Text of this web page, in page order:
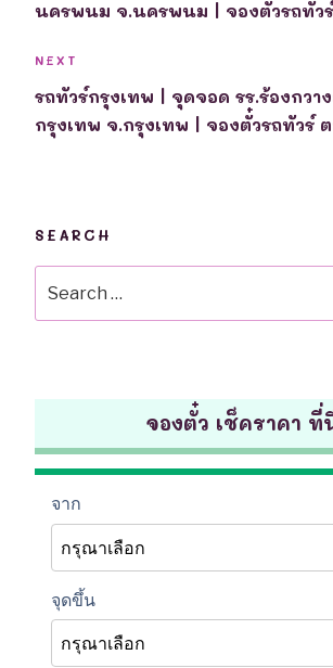
นครพนม จ.นครพนม | จองตั๋วรถทัวร์
Next
Post
NEXT
รถทัวร์กรุงเทพ | จุดจอด รร.ร้องกว
กรุงเทพ จ.กรุงเทพ | จองตั๋วรถทัวร์ ต
SEARCH
for:
จองตั๋ว เช็คราคา ที่